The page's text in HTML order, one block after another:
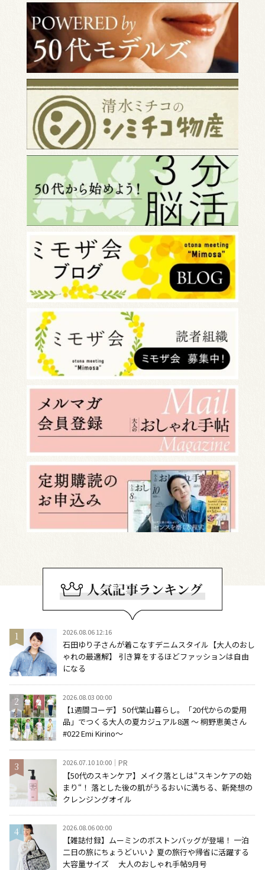
2026.08.06 12:16
石田ゆり子さんが着こなすデニムスタイル【大人のおし
ゃれの最適解】 引き算をするほどファッションは自由
になる
2026.08.03 00:00
【1週間コーデ】 50代葉山暮らし。「20代からの愛用
品」でつくる大人の夏カジュアル8選 ～ 桐野恵美さん
#022 Emi Kirino～
2026.07.10 10:00 PR
【50代のスキンケア】メイク落としは“スキンケアの始
まり“！ 落とした後の肌がうるおいに満ちる、新発想の
クレンジングオイル
2026.08.06 00:00
【雑誌付録】ムーミンのボストンバッグが登場！ 一泊
二日の旅にちょうどいい♪ 夏の旅行や帰省に活躍する
大容量サイズ 大人のおしゃれ手帖9月号